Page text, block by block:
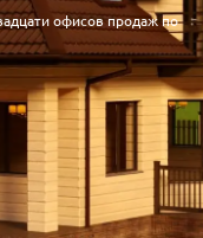
офисов продаж по